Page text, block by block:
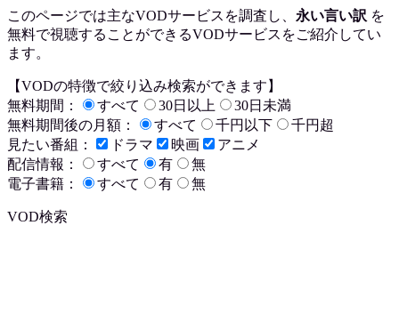
このページでは主なVODサービスを調査し、 永い言い訳 を
無料で視聴することができるVODサービスをご紹介してい
ます。
【VODの特徴で絞り込み検索ができます】
無料期間：
すべて 30日以上
30日未満
無料期間後の月額：
すべて 千円以下
千円超
見たい番組：
ドラマ 映画
アニメ
配信情報：
すべて 有
無
電子書籍：
すべて 有 無
VOD検索